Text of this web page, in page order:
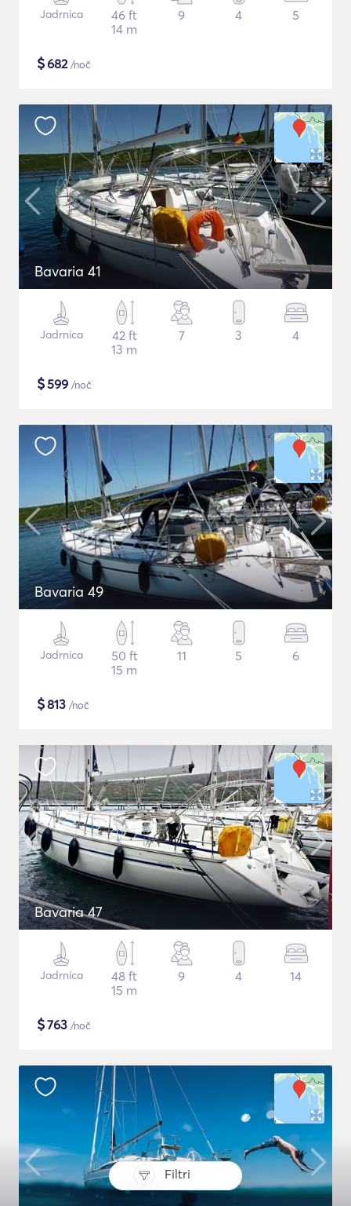
Filtri
Jadrnica
46 ft
14 m
9 4 5
$682/noč
Bavaria 41
Jadrnica
42 ft
13 m
7 3 4
$599 /noč
Bavaria 49
Jadrnica
50 ft
15 m
11 5 6
$813 /noč
Bavaria 47
Jadrnica
48 ft
15 m
9 4 14
$763 /noč